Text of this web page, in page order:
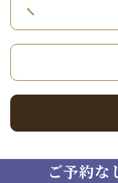
ご予約な